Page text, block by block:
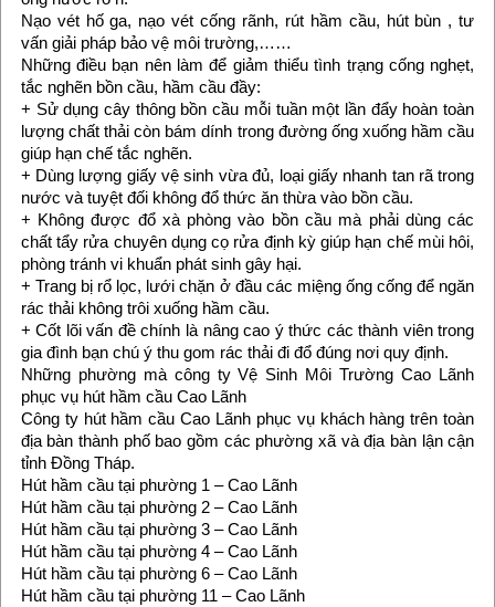
Nạo vét hố ga, nạo vét cống rãnh, rút hầm cầu, hút bùn , tư
vấn giải pháp bảo vệ môi trường,……
Những điều bạn nên làm để giảm thiểu tình trạng cống nghẹt,
tắc nghẽn bồn cầu, hầm cầu đầy:
+ Sử dụng cây thông bồn cầu mỗi tuần một lần đẩy hoàn toàn
lượng chất thải còn bám dính trong đường ống xuống hầm cầu
giúp hạn chế tắc nghẽn.
+ Dùng lượng giấy vệ sinh vừa đủ, loại giấy nhanh tan rã trong
nước và tuyệt đối không đổ thức ăn thừa vào bồn cầu.
+ Không được đổ xà phòng vào bồn cầu mà phải dùng các
chất tẩy rửa chuyên dụng cọ rửa định kỳ giúp hạn chế mùi hôi,
phòng tránh vi khuẩn phát sinh gây hại.
+ Trang bị rổ lọc, lưới chặn ở đầu các miệng ống cống để ngăn
rác thải không trôi xuống hầm cầu.
+ Cốt lõi vấn đề chính là nâng cao ý thức các thành viên trong
gia đình bạn chú ý thu gom rác thải đi đổ đúng nơi quy định.
Những phường mà công ty Vệ Sinh Môi Trường Cao Lãnh
phục vụ hút hầm cầu Cao Lãnh
Công ty hút hầm cầu Cao Lãnh phục vụ khách hàng trên toàn
địa bàn thành phố bao gồm các phường xã và địa bàn lận cận
tỉnh Đồng Tháp.
Hút hầm cầu tại phường 1 – Cao Lãnh
Hút hầm cầu tại phường 2 – Cao Lãnh
Hút hầm cầu tại phường 3 – Cao Lãnh
Hút hầm cầu tại phường 4 – Cao Lãnh
Hút hầm cầu tại phường 6 – Cao Lãnh
Hút hầm cầu tại phường 11 – Cao Lãnh